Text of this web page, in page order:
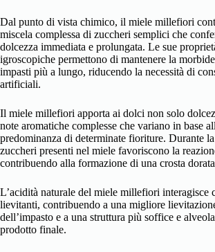
Dal punto di vista chimico, il miele millefiori
miscela complessa di zuccheri semplici che
dolcezza immediata e prolungata. Le sue
igroscopiche permettono di mantenere la
impasti più a lungo, riducendo la necessità di
artificiali.
Il miele millefiori apporta ai dolci non solo
note aromatiche complesse che variano in base
predominanza di determinate fioriture. Durante
zuccheri presenti nel miele favoriscono la
contribuendo alla formazione di una crosta
L’acidità naturale del miele millefiori interagisce
lievitanti, contribuendo a una migliore
dell’impasto e a una struttura più soffice e
prodotto finale.